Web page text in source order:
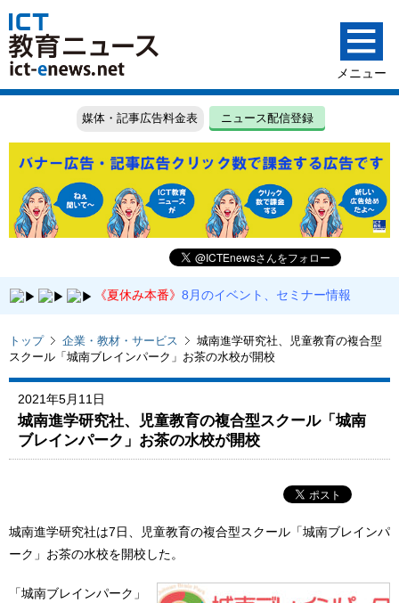
媒体・記事広告料金表 ニュース配信登録
《夏休み本番》 8月のイベント、セミナー情報
トップ 企業・教材・サービス
城南進学研究社、児童教育の複合型
スクール「城南ブレインパーク」お茶の水校が開校
2021年5月11日
城南進学研究社、児童教育の複合型スクール「城南
ブレインパーク」お茶の水校が開校
城南進学研究社は7日、児童教育の複合型スクール「城南ブレインパ
ーク」お茶の水校を開校した。
「城南ブレインパーク」